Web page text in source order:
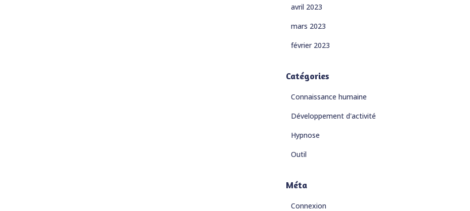
avril 2023
mars 2023
février 2023
Catégories
Connaissance humaine
Développement d'activité
Hypnose
Outil
Méta
Connexion